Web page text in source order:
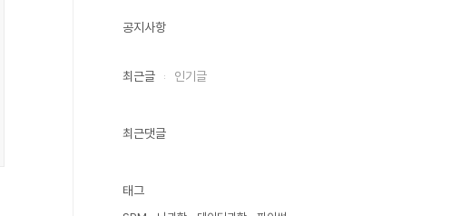
공지사항
최근글 인기글
최근댓글
태그